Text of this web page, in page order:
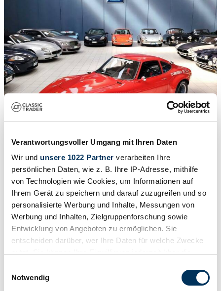
Verantwortungsvoller Umgang mit Ihren Daten
Wir und unsere 1022 Partner verarbeiten Ihre
persönlichen Daten, wie z. B. Ihre IP-Adresse, mithilfe
von Technologien wie Cookies, um Informationen auf
Ihrem Gerät zu speichern und darauf zuzugreifen und so
personalisierte Werbung und Inhalte, Messungen von
Werbung und Inhalten, Zielgruppenforschung sowie
Entwicklung von Angeboten zu ermöglichen. Sie
entscheiden darüber, wer Ihre Daten für welche Zwecke
Trigger Symbol ändern oder widerrufen
Notwendig
1970 | Opel GT 1900
OPEL 1900 GT GRUPPO 4 CONRERO – 1970
Prijs op aanvraag